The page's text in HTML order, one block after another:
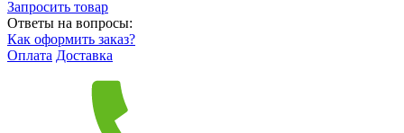
Запросить товар
Ответы на вопросы:
Как оформить заказ?
Оплата Доставка